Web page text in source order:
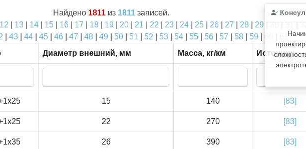
Найдено 1811 из 1811 записей.
12 13| 14| 15| 16 17 18| 19 20| 21 22 23| 24| 25| 26 27 28| 29 | 30 | 31 |
43 44 45 46 47 48 49 50 51 52 53 54 55 56 57 58 59 60
61
Диаметр внешний, мм Масса, кг/км Источник
15 140 [83]
22 270 [83]
26 390 [83]